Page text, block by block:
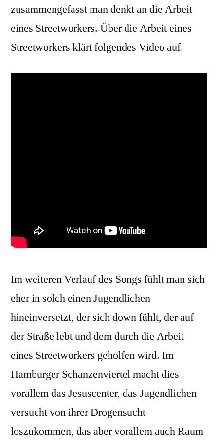
zusammengefasst man denkt an die Arbeit
eines Streetworkers. Über die Arbeit eines
Streetworkers klärt folgendes Video auf.
Im weiteren Verlauf des Songs fühlt man sich
eher in solch einen Jugendlichen
hineinversetzt, der sich down fühlt, der auf
der Straße lebt und dem durch die Arbeit
eines Streetworkers geholfen wird. Im
Hamburger Schanzenviertel macht dies
vorallem das Jesuscenter, das Jugendlichen
versucht von ihrer Drogensucht
loszukommen, das aber vorallem auch Raum